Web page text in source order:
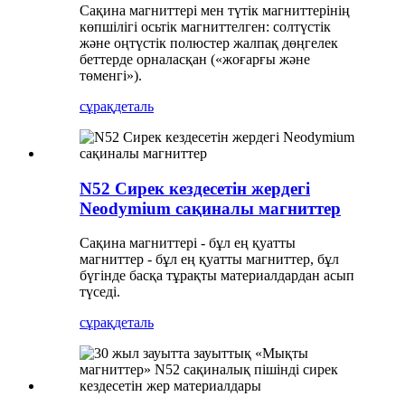
Сақина магниттері мен түтік магниттерінің
көпшілігі осьтік магниттелген: солтүстік
және оңтүстік полюстер жалпақ дөңгелек
беттерде орналасқан («жоғарғы және
төменгі»).
сұрақдеталь
N52 Сирек кездесетін жердегі
Neodymium сақиналы магниттер
Сақина магниттері - бұл ең қуатты
магниттер - бұл ең қуатты магниттер, бұл
бүгінде басқа тұрақты материалдардан асып
түседі.
сұрақдеталь